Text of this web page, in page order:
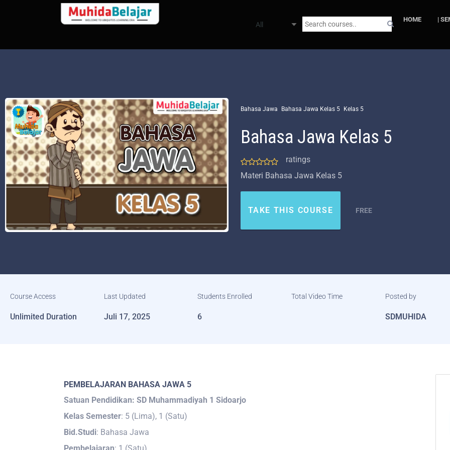
HOME |
Bahasa Jawa Bahasa Jawa Kelas 5 Kelas 5
Bahasa Jawa Kelas 5
ratings
Materi Bahasa Jawa Kelas 5
TAKE THIS COURSE FREE
Course Access
Unlimited Duration
Last Updated
Juli 17, 2025
Students Enrolled
6
Total Video Time Posted by
SDMUHIDA
PEMBELAJARAN BAHASA JAWA 5
Satuan Pendidikan: SD Muhammadiyah 1 Sidoarjo
Kelas Semester: 5 (Lima), 1 (Satu)
Bid.Studi: Bahasa Jawa